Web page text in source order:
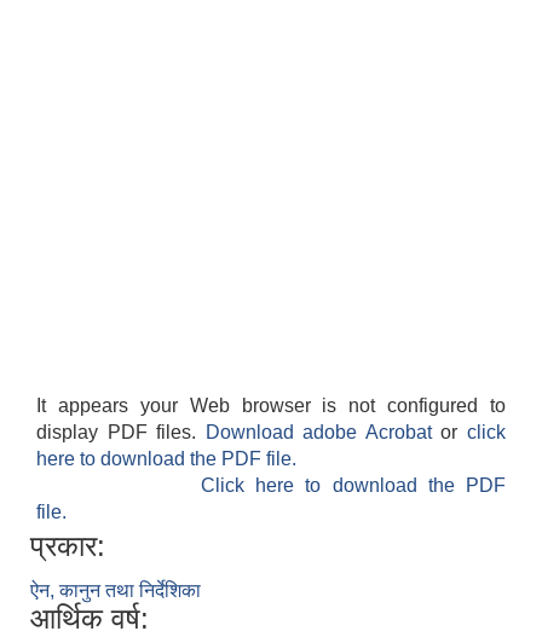
It appears your Web browser is not configured to
display PDF files.
Download adobe Acrobatorclick
here to download the PDF file.
Click here to download the PDF
file.
प्रकार:
ऐन, कानुन तथा निर्देशिका
आर्थिक वर्ष: